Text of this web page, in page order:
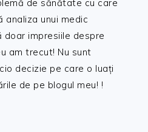
de sănătate cu care
analiza unui medic
doar impresiile despre
am trecut! Nu sunt
decizie pe care o luați
de pe blogul meu! !